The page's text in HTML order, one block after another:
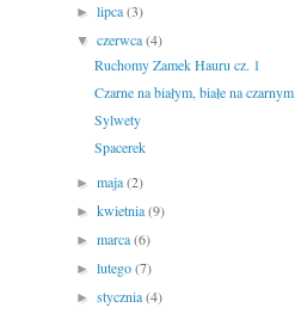
►lipca(3)
▼czerwca(4)
Ruchomy Zamek Hauru cz. 1
Czarne na białym, białe na czarnym
Sylwety
Spacerek
►maja(2)
►kwietnia(9)
►marca(6)
►lutego(7)
►stycznia(4)